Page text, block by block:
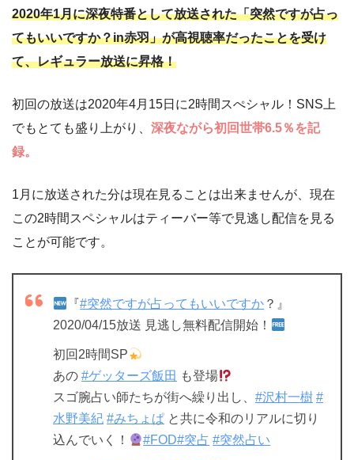
2020年1月に深夜特番として放送された「突然ですが占っ
てもいいですか？in赤羽」が高視聴率だったことを受け
て、レギュラー放送に昇格！
初回の放送は2020年4月15日に2時間スぺシャル！SNS上
でもとても盛り上がり、 深夜ながら初回世帯6.5％を記
録。
1月に放送された分は現在見ることは出来ませんが、現在
この2時間スペシャルはティーバー等で見逃し配信を見る
ことが可能です。
『#突然ですが占ってもいいですか ？』
2020/04/15放送 見逃し無料配信開始！
初回2時間SP
あの #ゲッターズ飯田 も登場
スゴ腕占い師たちが街へ繰り出し、 #沢村一樹 #
水野美紀 #みちょぱ と共に令和のリアルに切り
込んでいく！
#FOD#突占 #突然占い